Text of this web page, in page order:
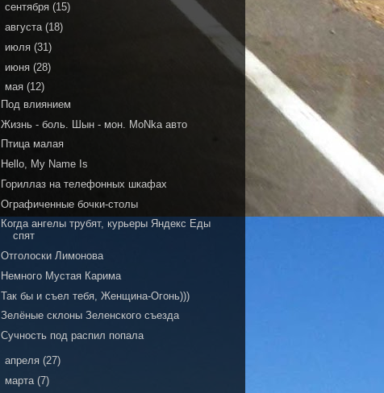
сентября (15)
августа (18)
июля (31)
июня (28)
мая (12)
Под влиянием
Жизнь - боль. Шын - мон. МоNka авто
Птица малая
Hello, My Name Is
Гориллаз на телефонных шкафах
Ографиченные бочки-столы
Когда ангелы трубят, курьеры Яндекс Еды
спят
Отголоски Лимонова
Немного Мустая Карима
Так бы и съел тебя, Женщина-Огонь)))
Зелёные склоны Зеленского съезда
Сучность под распил попала
апреля (27)
марта (7)